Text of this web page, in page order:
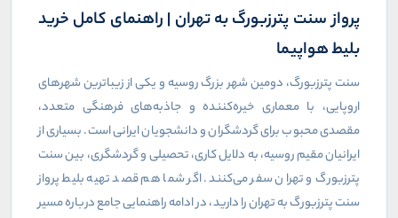
پرواز سنت پترزبورگ به تهران | راهنمای کامل خرید
بلیط هواپیما
سنت پترزبورگ، دومین شهر بزرگ روسیه و یکی از زیباترین شهرهای
اروپایی، با معماری خیره‌کننده و جاذبه‌های فرهنگی متعدد،
مقصدی محبوب برای گردشگران و دانشجویان ایرانی است. بسیاری از
ایرانیان مقیم روسیه، به دلایل کاری، تحصیلی و گردشگری، بین سنت
پترزبورگ و تهران سفر می‌کنند. اگر شما هم قصد تهیه بلیط پرواز
سنت پترزبورگ به تهران را دارید، در ادامه راهنمایی جامع درباره مسیر